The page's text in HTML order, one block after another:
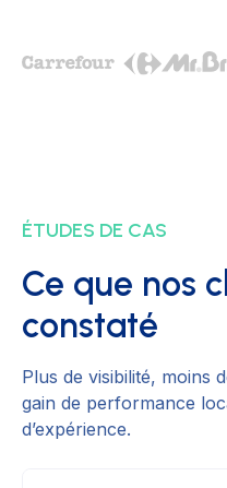
ÉTUDES DE CAS
Ce que nos
constaté
Plus de visibilité, moins
gain de performance
d’expérience.